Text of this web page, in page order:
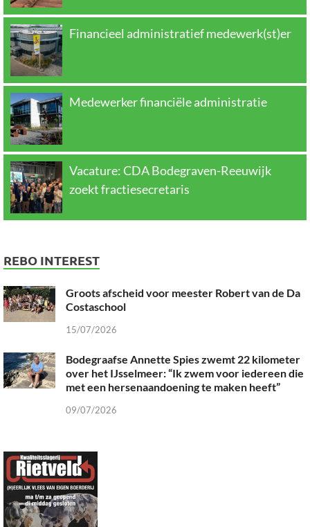
Financieel administratief medewerk(st)er
Medewerker financiële administratie
Vacature: CDA Bodegraven-Reeuwijk
zoekt fractiesecretaris
REBO INTEREST
Groots afscheid voor meester Robert van de Da
Costaschool
15/07/2026
Bodegraafse Annette Spies zwemt 22 kilometer
over het IJsselmeer: “Ik zwem voor iedereen die
met een hersenaandoening te maken heeft”
09/07/2026